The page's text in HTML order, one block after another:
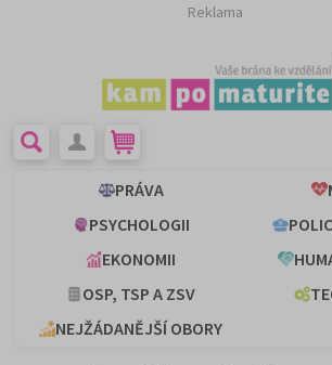
Reklama
PRÁVA
PSYCHOLOGII
EKONOMII
OSP, TSP A ZSV
NEJŽÁDANĚJŠÍ OBORY